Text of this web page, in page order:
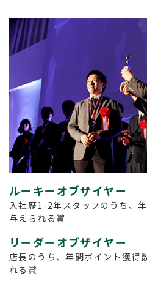
ルーキーオブザイヤー
入社歴1-2年スタッフのうち、
与えられる賞
リーダーオブザイヤー
店長のうち、年間ポイント獲得
れる賞